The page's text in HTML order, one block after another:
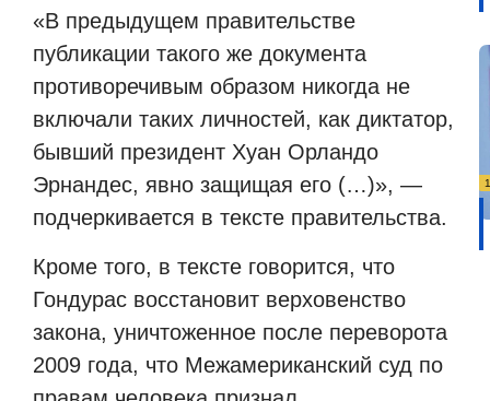
«В предыдущем правительстве
публикации такого же документа
противоречивым образом никогда не
включали таких личностей, как диктатор,
бывший президент Хуан Орландо
Эрнандес, явно защищая его (…)», —
подчеркивается в тексте правительства.
Кроме того, в тексте говорится, что
Гондурас восстановит верховенство
закона, уничтоженное после переворота
2009 года, что Межамериканский суд по